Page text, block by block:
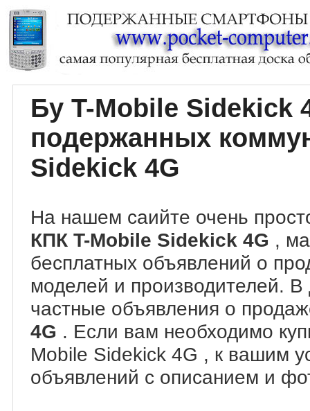
Бу T-Mobile Sidekick
подержанных
Sidekick 4G
На нашем саийте очень
КПК T-Mobile Sidekick 4G ,
бесплатных объявлений о
моделей и производителей.
частные объявления о
4G . Если вам необходимо
Mobile Sidekick 4G , к вашим
объявлений с описанием и